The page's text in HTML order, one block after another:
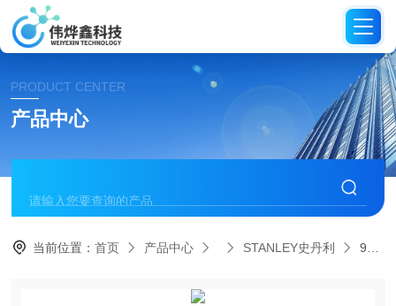
PRODUCT CENTER
产品中心
当前位置：首页 产品中心 STANLEY史丹利 92-625-23史丹利STANLEY-9件套中孔花型扳手